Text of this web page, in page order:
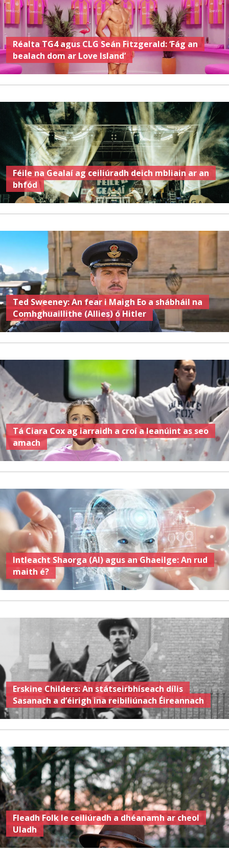
Réalta TG4 agus CLG Seán Fitzgerald: ‘Fág an
bealach dom ar Love Island’
Féile na Gealaí ag ceiliúradh deich mbliain ar an
bhfód
Ted Sweeney: An fear i Maigh Eo a shábháil na
Comhghuaillithe (Allies) ó Hitler
Tá Ciara Cox ag iarraidh a croí a leanúint as seo
amach
Intleacht Shaorga (AI) agus an Ghaeilge: An rud
maith é?
Erskine Childers: An státseirbhíseach dílis
Sasanach a d’éirigh ina reibiliúnach Éireannach
Fleadh Folk le ceiliúradh a dhéanamh ar cheol
Uladh